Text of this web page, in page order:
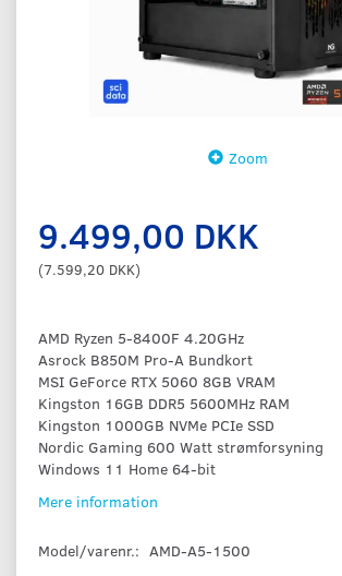
Zoom
9.499,00 DKK
(7.599,20 DKK)
AMD Ryzen 5-8400F 4.20GHz
Asrock B850M Pro-A Bundkort
MSI GeForce RTX 5060 8GB VRAM
Kingston 16GB DDR5 5600MHz RAM
Kingston 1000GB NVMe PCIe SSD
Nordic Gaming 600 Watt strømforsyning
Windows 11 Home 64-bit
Mere information
Model/varenr.: AMD-A5-1500